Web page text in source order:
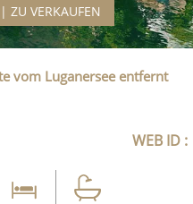
ZU VERKAUFEN
vom Luganersee entfernt
WEB ID :